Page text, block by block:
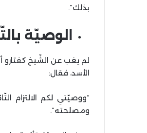
بذلك”.
الوصيّة
لم يغب عن الشّيخ كفتارو
الأسد، فقال:
“ووصيّتي لكم الالتزام
ومصلحته”.